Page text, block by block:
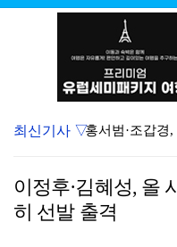
최신기사 ▽
이정후·김혜성, 올
히 선발 출격